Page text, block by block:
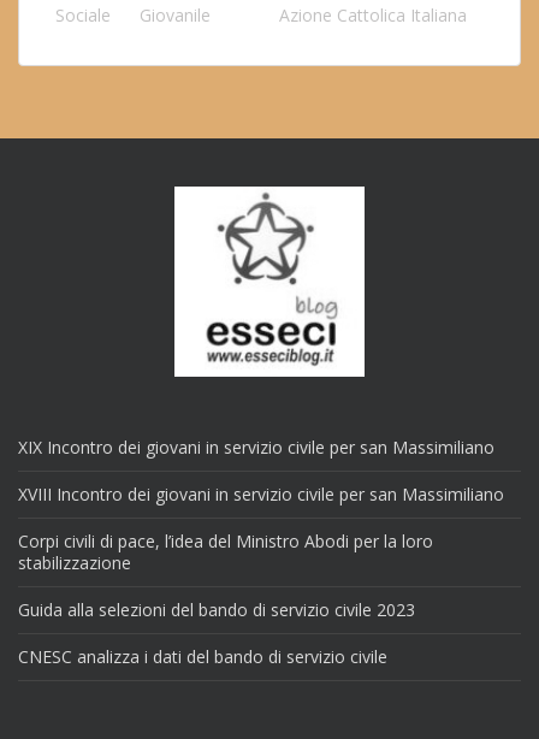
Sociale
Giovanile
Azione Cattolica Italiana
XIX Incontro dei giovani in servizio civile per san Massimiliano
XVIII Incontro dei giovani in servizio civile per san Massimiliano
Corpi civili di pace, l’idea del Ministro Abodi per la loro
stabilizzazione
Guida alla selezioni del bando di servizio civile 2023
CNESC analizza i dati del bando di servizio civile